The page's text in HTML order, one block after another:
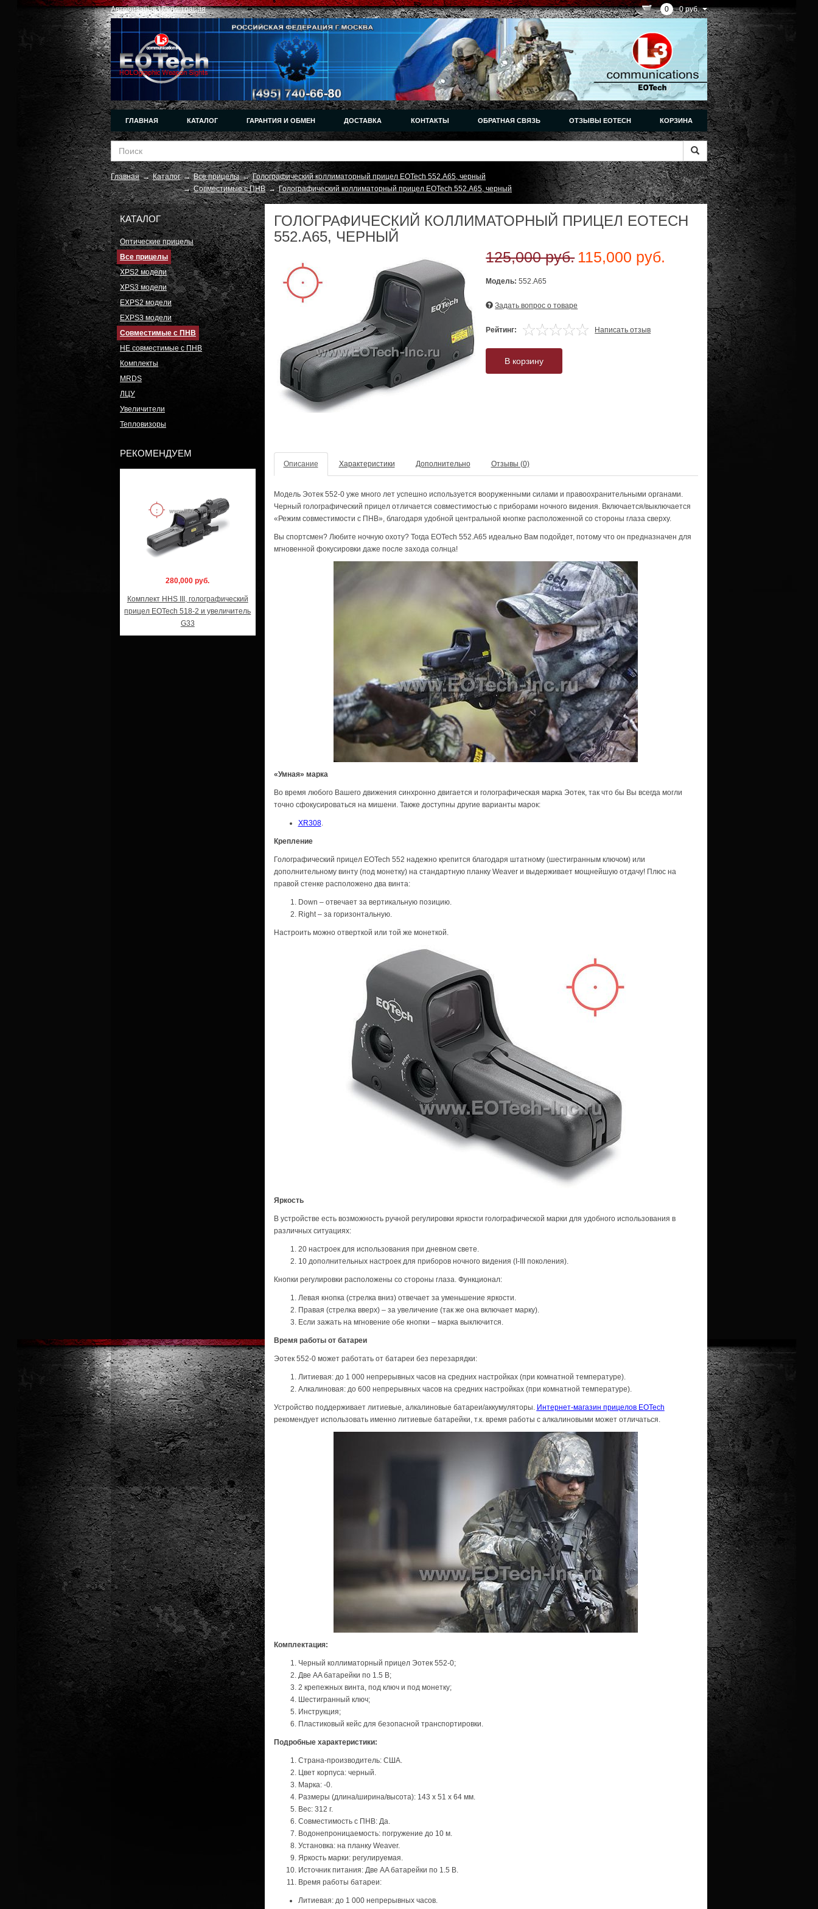
Авторизация|Регистрация 0 0 руб.
ГЛАВНАЯ КАТАЛОГ ГАРАНТИЯ И ОБМЕН ДОСТАВКА КОНТАКТЫ ОБРАТНАЯ СВЯЗЬ ОТЗЫВЫ EOTECH КОРЗИНА
Главная → Каталог → Все прицелы → Голографический коллиматорный прицел EOTech 552.A65, черный
→ Совместимые с ПНВ → Голографический коллиматорный прицел EOTech 552.A65, черный
КАТАЛОГ
Оптические прицелы
Все прицелы
XPS2 модели
XPS3 модели
EXPS2 модели
EXPS3 модели
Совместимые с ПНВ
НЕ совместимые с ПНВ
Комплекты
MRDS
ЛЦУ
Увеличители
Тепловизоры
РЕКОМЕНДУЕМ
280,000 руб.
Комплект HHS III, голографический
прицел EOTech 518-2 и увеличитель
G33
ГОЛОГРАФИЧЕСКИЙ КОЛЛИМАТОРНЫЙ ПРИЦЕЛ EOTECH
552.A65, ЧЕРНЫЙ
125,000 руб. 115,000 руб.
Модель: 552.A65
Задать вопрос о товаре
Рейтинг: Написать отзыв
В корзину
Описание Характеристики Дополнительно Отзывы (0)
Модель Эотек 552-0 уже много лет успешно используется вооруженными силами и правоохранительными органами.
Черный голографический прицел отличается совместимостью с приборами ночного видения. Включается/выключается
«Режим совместимости с ПНВ», благодаря удобной центральной кнопке расположенной со стороны глаза сверху.
Вы спортсмен? Любите ночную охоту? Тогда EOTech 552.A65 идеально Вам подойдет, потому что он предназначен для
мгновенной фокусировки даже после захода солнца!
«Умная» марка
Во время любого Вашего движения синхронно двигается и голографическая марка Эотек, так что бы Вы всегда могли
точно сфокусироваться на мишени. Также доступны другие варианты марок:
XR308.
Крепление
Голографический прицел EOTech 552 надежно крепится благодаря штатному (шестигранным ключом) или
дополнительному винту (под монетку) на стандартную планку Weaver и выдерживает мощнейшую отдачу! Плюс на
правой стенке расположено два винта:
Down – отвечает за вертикальную позицию.
Right – за горизонтальную.
Настроить можно отверткой или той же монеткой.
Яркость
В устройстве есть возможность ручной регулировки яркости голографической марки для удобного использования в
различных ситуациях:
20 настроек для использования при дневном свете.
10 дополнительных настроек для приборов ночного видения (I-III поколения).
Кнопки регулировки расположены со стороны глаза. Функционал:
Левая кнопка (стрелка вниз) отвечает за уменьшение яркости.
Правая (стрелка вверх) – за увеличение (так же она включает марку).
Если зажать на мгновение обе кнопки – марка выключится.
Время работы от батареи
Эотек 552-0 может работать от батареи без перезарядки:
Литиевая: до 1 000 непрерывных часов на средних настройках (при комнатной температуре).
Алкалиновая: до 600 непрерывных часов на средних настройках (при комнатной температуре).
Устройство поддерживает литиевые, алкалиновые батареи/аккумуляторы. Интернет-магазин прицелов EOTech
рекомендует использовать именно литиевые батарейки, т.к. время работы с алкалиновыми может отличаться.
Комплектация:
Черный коллиматорный прицел Эотек 552-0;
Две AA батарейки по 1.5 В;
2 крепежных винта, под ключ и под монетку;
Шестигранный ключ;
Инструкция;
Пластиковый кейс для безопасной транспортировки.
Подробные характеристики:
Страна-производитель: США.
Цвет корпуса: черный.
Марка: -0.
Размеры (длина/ширина/высота): 143 x 51 x 64 мм.
Вес: 312 г.
Совместимость с ПНВ: Да.
Водонепроницаемость: погружение до 10 м.
Установка: на планку Weaver.
Яркость марки: регулируемая.
Источник питания: Две AA батарейки по 1.5 В.
Время работы батареи:
Литиевая: до 1 000 непрерывных часов.